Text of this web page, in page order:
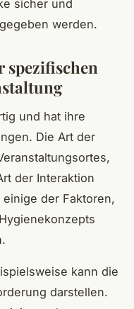
sicher und
werden.
spezifischen
und hat ihre
Die Art der
der Interaktion
der Faktoren,
kann die
darstellen.